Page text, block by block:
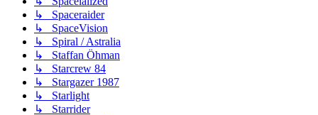
↳ Spaceraider
↳ SpaceVision
↳ Spiral / Astralia
↳ Staffan Öhman
↳ Starcrew 84
↳ Stargazer 1987
↳ Starlight
↳ Starrider